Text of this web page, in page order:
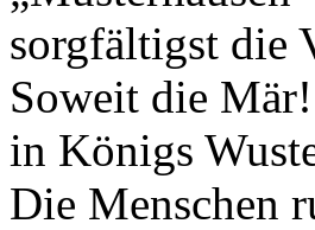
sorgfältigst die
Soweit die
in Königs
Die Menschen